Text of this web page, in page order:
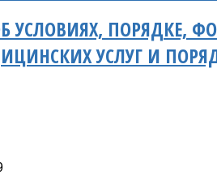
УСЛОВИЯХ, ПОРЯДКЕ,
УСЛУГ И